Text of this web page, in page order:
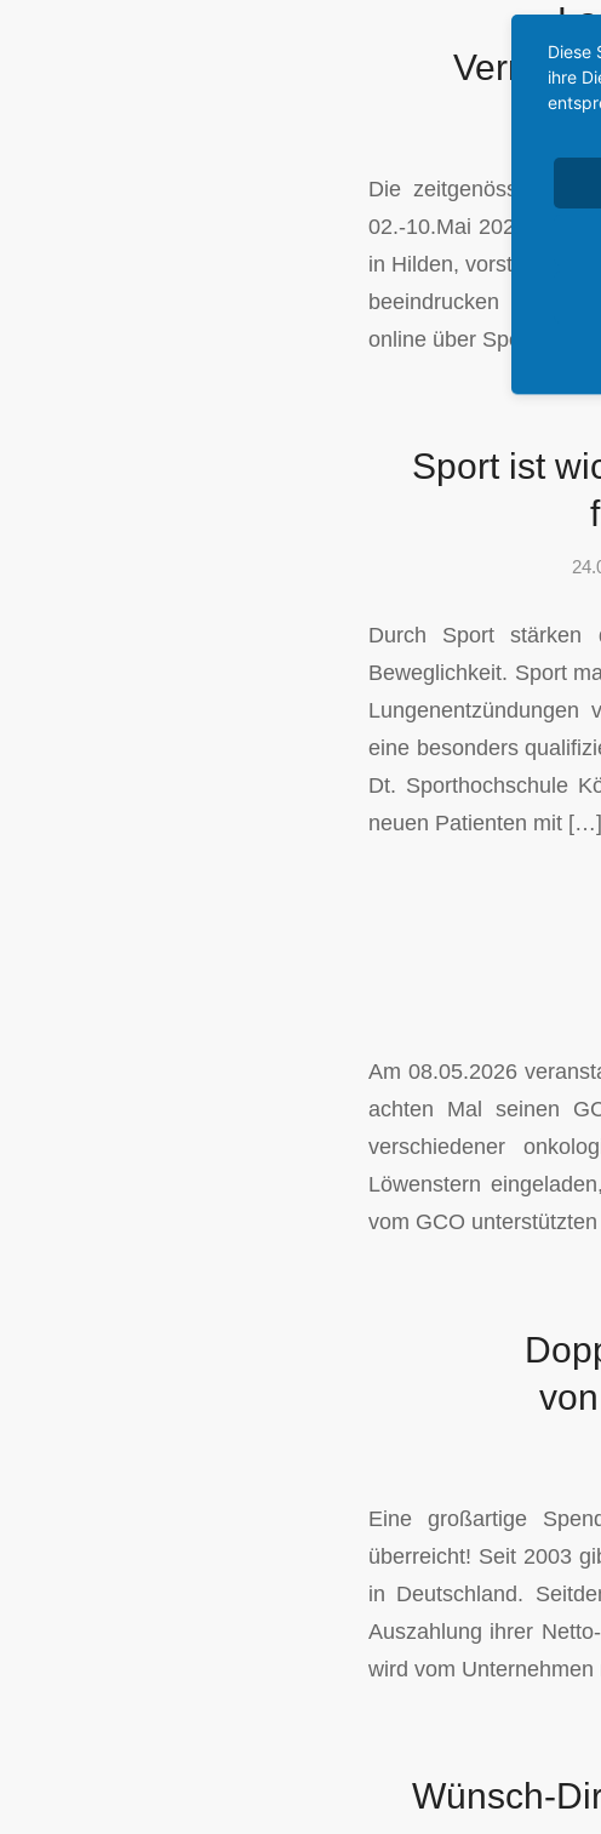
Die zeitgenössische
02.-10.Mai 2026 im
in Hilden, vorstellen.
beeindrucken und
online über Spenden
Sport ist
Durch Sport stärken
Beweglichkeit. Sport
Lungenentzündungen
eine besonders
Dt. Sporthochschule
neuen Patienten mit […]
Am 08.05.2026
achten Mal seinen
verschiedener
Löwenstern
vom GCO
Eine großartige
überreicht! Seit 2003
in Deutschland.
Auszahlung ihrer
wird vom
Wünsch-
Diese
ihre